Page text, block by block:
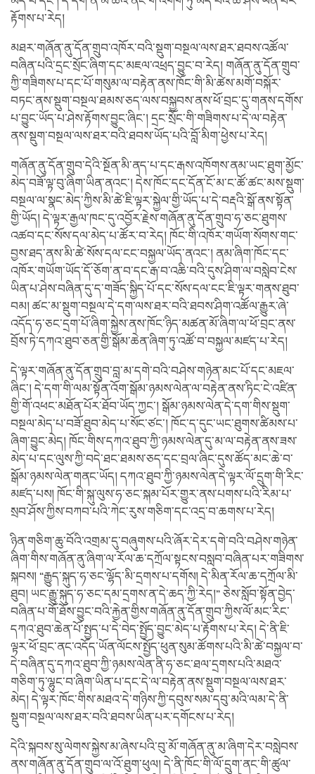
རྟོགས་པ་རེད།
མཐར་གཞོན་ནུ་དོན་གྲུབ་འཁོར་བའི་སྡུག་བསྔལ་ལས་ཐར་ཐབས་འཚོལ་
བཞིན་པའི་དྲང་སྲོང་ཞིག་དང་མཇལ་འཕྲད་བྱུང་བ་རེད། གཞོན་ནུ་དོན་གྲུབ་
ཀྱི་གཟིགས་པ་དང་པོ་གསུམ་ལ་བརྟེན་ནས་ཁོང་གི་མི་ཚེས་མགོ་བསྐོར་
བཏང་ནས་སྡུག་བསྔལ་ཐམས་ཅད་ལས་བསྐྱབས་ནས་ཕོ་བྲང་དུ་གནས་དགོས་
པ་བྱུང་ཡོད་པ་ཤེས་རྟོགས་བྱུང་ཞིང་། དྲང་སྲོང་གི་གཟིགས་པ་དེ་ལ་བརྟེན་
ནས་སྡུག་བསྔལ་ལས་ཐར་བའི་ཐབས་ཡོད་པའི་བློ་མིག་ཕྱེས་པ་རེད།
གཞོན་ནུ་དོན་གྲུབ་དེའི་སྔོན་མི་ནད་པ་དང་རྒས་འཁོགས་ནམ་ཡང་ཐུག་མྱོང་
མེད་བཟོ་ལྟ་བུ་ཞིག་ཡིན་ནའང་། དེས་ཁོང་དང་དོན་ངོ་མ་ང་ཚོ་ཚང་མས་སྡུག་
བསྔལ་ལ་སྣང་མེད་ཀྱིས་མི་ཚེ་ཇི་ལྟར་སྐྱེལ་གྱི་ཡོད་པ་དེ་བརྡའི་སྒོ་ནས་སྟོན་
གྱི་ཡོད། དེ་ལྟར་རྒྱལ་ཁང་དུ་འབྱོར་རྗེས་གཞོན་ནུ་དོན་གྲུབ་ཧ་ཅང་ཐུགས་
འཚབ་དང་སོས་དལ་མེད་པ་ཚོར་བ་རེད། ཁོང་གི་འཁོར་གཡོག་སོགས་གང་
བྱས་ཐད་ནས་མི་ཚེ་སོས་དལ་ངང་བསྐྱལ་ཡོད་ནའང་། ནམ་ཞིག་ཁོང་དང་
འཁོར་གཡོག་ཡོད་དོ་ཅོག་ན་བ་དང་རྒ་བ་འཆི་བའི་དུས་ཤིག་ལ་བསླེབ་ངེས་
ཡིན་པ་ཤེས་བཞིན་དུ་ད་གཟོད་སྐྱིད་པོ་དང་སོས་དལ་ངང་ཇི་ལྟར་གནས་ཐུབ་
བམ། ཚང་མ་སྡུག་བསྔལ་དེ་དག་ལས་ཐར་བའི་ཐབས་ཤིག་འཚོལ་རྒྱུར་ཞེ་
འདོད་ཧ་ཅང་དྲག་པོ་ཞིག་སྐྱེས་ནས་ཁོང་ཉིད་མཚན་མོ་ཞིག་ལ་ཕོ་བྲང་ནས་
བྲོས་ཏེ་དཀའ་ཐུབ་ཅན་གྱི་སྒོམ་ཆེན་ཞིག་ཏུ་འཚོ་བ་བསྐྱལ་མཛད་པ་རེད།
དེ་ལྟར་གཞོན་ནུ་དོན་གྲུབ་བླ་མ་དགེ་བའི་བཤེས་གཉེན་མང་པོ་དང་མཇལ་
ཞིང་། དེ་དག་གི་ལམ་སྟོན་འོག་སྒོམ་ཉམས་ལེན་ལ་བརྟེན་ནས་ཏིང་ངེ་འཛིན་
གྱི་གོ་འཕང་མཐོན་པོར་ཐོབ་ཡོད་ཀྱང་། སྒོམ་ཉམས་ལེན་དེ་དག་གིས་སྡུག་
བསྔལ་མེད་པ་བཟོ་ཐུབ་མེད་པ་སོང་ཙང་། ཁོང་ད་དུང་ཡང་ཐུགས་ཚིམས་པ་
ཞིག་བྱུང་མེད། ཁོང་གིས་དཀའ་ཐུབ་ཀྱི་ཉམས་ལེན་དུ་མ་ལ་བརྟེན་ནས་ཟས་
མེད་པ་དང་ལུས་ཀྱི་བདེ་ཐང་ཐམས་ཅད་དང་བྲལ་ཞིང་དུས་ཚོད་མང་ཆེ་བ་
སྒོམ་ཉམས་ལེན་གནང་ཡོད། དཀའ་ཐུབ་ཀྱི་ཉམས་ལེན་དེ་ལྟར་ལོ་དྲུག་གི་རིང་
མཛད་པས། ཁོང་གི་སྐུ་ལུས་ཧ་ཅང་སྐམ་པོར་གྱུར་ནས་པགས་པའི་རིམ་པ་
སྲབ་ཤོས་ཀྱིས་བཀབ་པའི་ཀེང་རུས་གཅིག་དང་འདྲ་བ་ཆགས་པ་རེད།
ཉིན་གཅིག་ཆུ་བོའི་འགྲམ་དུ་བཞུགས་པའི་ཞོར་དེར་དགེ་བའི་བཤེས་གཉེན་
ཞིག་གིས་གཞོན་ནུ་ཞིག་ལ་རོལ་ཆ་དཀྲོལ་སྟངས་བསླབ་བཞིན་པར་གཟིགས་
སྐབས། “རྒྱུད་སྐུད་ཧ་ཅང་ལྷོད་མི་དྲགས་པ་དགོས། དེ་མིན་རོལ་ཆ་དཀྲོལ་མི་
ཐུབ། ཡང་རྒྱུ་སྐུད་ཧ་ཅང་དམ་དྲགས་ན་དེ་ཆད་ཀྱི་རེད།” ཅེས་སློབ་སྟོན་བྱེད་
བཞིན་པ་གོ་ཐོས་བྱུང་བའི་རྐྱེན་གྱིས་གཞོན་ནུ་དོན་གྲུབ་ཀྱིས་ལོ་མང་རིང་
དཀའ་ཐུབ་ཆེན་པོ་སྤྱད་པ་དེ་བེད་སྤྱོད་བྱུང་མེད་པ་རྟོགས་པ་རེད། དེ་ནི་ཇི་
ལྟར་ཕོ་བྲང་ནང་འདོད་ཡོན་ལོངས་སྤྱོད་ཕུན་སུམ་ཚོགས་པའི་མི་ཚེ་བསྐྱལ་བ་
དེ་བཞིན་དུ་དཀའ་ཐུབ་ཀྱི་ཉམས་ལེན་ནི་ཧ་ཅང་ཐལ་དྲགས་པའི་མཐའ་
གཅིག་ཏུ་ལྷུང་བ་ཞིག་ཡིན་པ་དང་དེ་ལ་བརྟེན་ནས་སྡུག་བསྔལ་ལས་ཐར་
མེད། དེ་ལྟར་ཁོང་གིས་མཐའ་དེ་གཉིས་ཀྱི་དབུས་སམ་དབུ་མའི་ལམ་དེ་ནི་
སྡུག་བསྔལ་ལས་ཐར་བའི་ཐབས་ཡིན་པར་དགོངས་པ་རེད།
དེའི་སྐབས་སུ་ལེགས་སྐྱེས་མ་ཞེས་པའི་བུ་མོ་གཞོན་ནུ་མ་ཞིག་དེར་བསླེབས་
ནས་གཞོན་ནུ་དོན་གྲུབ་ལ་འོ་ཐུག་ཕུལ། དེ་ནི་ཁོང་གི་ལོ་དྲུག་ནང་གི་ཚུལ་